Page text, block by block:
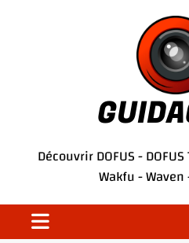
DécouvrirDOFUS-
Wakfu-Waven